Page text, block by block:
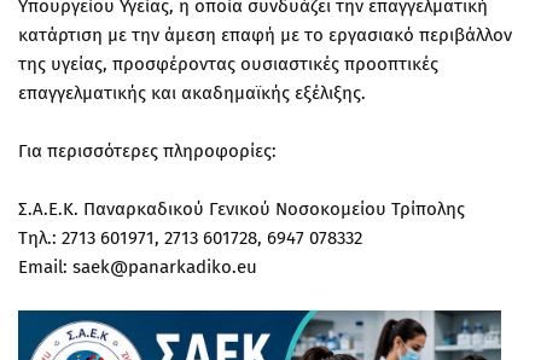
Υπουργείου Υγείας, η οποία συνδυάζει την επαγγελματική
κατάρτιση με την άμεση επαφή με το εργασιακό περιβάλλον
της υγείας, προσφέροντας ουσιαστικές προοπτικές
επαγγελματικής και ακαδημαϊκής εξέλιξης.
Για περισσότερες πληροφορίες:
Σ.Α.Ε.Κ. Παναρκαδικού Γενικού Νοσοκομείου Τρίπολης
Τηλ.: 2713 601971, 2713 601728, 6947 078332
Email: saek@panarkadiko.eu